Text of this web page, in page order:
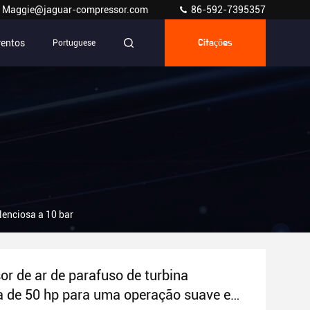
Maggie@jaguar-compressor.com 86-592-7395357
Portuguese Citações
a 10 bar
de ar de parafuso de turbina
de 50 hp para uma operação suave e